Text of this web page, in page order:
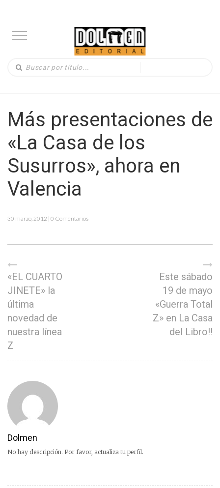
Más presentaciones de
«La Casa de los
Susurros», ahora en
Valencia
30 marzo, 2012 | 0 Comentarios
«EL CUARTO
JINETE» la
última
novedad de
nuestra línea
Z
Este sábado
19 de mayo
«Guerra Total
Z» en La Casa
del Libro!!
Dolmen
No hay descripción. Por favor, actualiza tu perfil.